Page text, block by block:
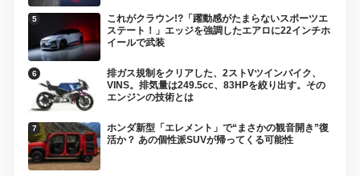
これがクラウン!?「躍動感がたまらないスポーツエ
ステート！」エッジを強調したエアロに22インチホ
イールで武装
排ガス規制をクリアした、2ストVツインバイク、
VINS。排気量は249.5cc、83HPを絞り出す。その
エンジンの技術とは
ホンダ新型「エレメント」で“まさかの観音開き”復
活か？ あの個性派SUVが帰ってくる可能性